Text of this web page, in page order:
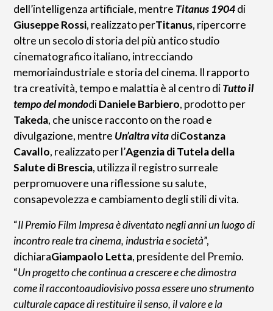
dell’intelligenza artificiale, mentre Titanus 1904di
Giuseppe Rossi, realizzato perTitanus, ripercorre
oltre un secolo di storia del più antico studio
cinematografico italiano, intrecciando
memoriaindustriale e storia del cinema. Il rapporto
tra creatività, tempo e malattia è al centro diTutto il
tempo del mondodiDaniele Barbiero, prodotto per
Takeda, che unisce racconto on the road e
divulgazione, mentre Un’altra vitadiCostanza
Cavallo, realizzato per l’Agenzia di Tutela della
Salute di Brescia, utilizza il registro surreale
perpromuovere una riflessione su salute,
consapevolezza e cambiamento degli stili di vita.
“Il Premio Film Impresa è diventato negli anni un luogo di
incontro reale tra cinema, industria e società”,
dichiaraGiampaolo Letta, presidente del Premio.
“Un progetto che continua a crescere e che dimostra
come il raccontoaudiovisivo possa essere uno strumento
culturale capace di restituire il senso, il valore e la